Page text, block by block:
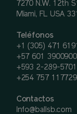
7270 N.W. 12th
Miami, FL USA
Teléfonos
+1 (305) 471
+57 601
+593 2-289-
+254 757 117729
Contactos
Info@ballsb.com